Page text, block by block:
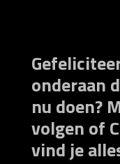
onderaan
nu doen?
volgen of
vind je